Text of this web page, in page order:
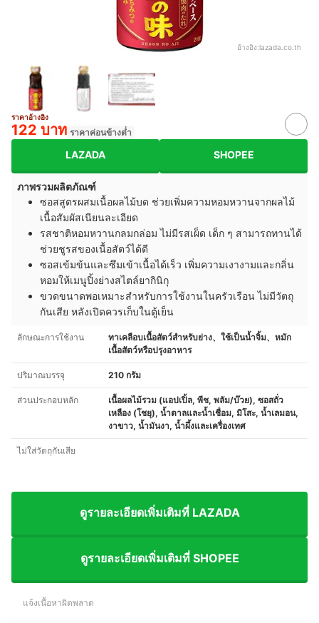
อ้างอิง:lazada.co.th
ราคาอ้างอิง
122 บาท ราคาค่อนข้างต่ำ
LAZADA SHOPEE
ภาพรวมผลิตภัณฑ์
ซอสสูตรผสมเนื้อผลไม้บด ช่วยเพิ่มความหอมหวานจากผลไม้
เนื้อสัมผัสเนียนละเอียด
รสชาติหอมหวานกลมกล่อม ไม่มีรสเผ็ด เด็ก ๆ สามารถทานได้
ช่วยชูรสของเนื้อสัตว์ได้ดี
ซอสเข้มข้นและซึมเข้าเนื้อได้เร็ว เพิ่มความเงางามและกลิ่น
หอมให้เมนูปิ้งย่างสไตล์ยากินิกุ
ขวดขนาดพอเหมาะสำหรับการใช้งานในครัวเรือน ไม่มีวัตถุ
กันเสีย หลังเปิดควรเก็บในตู้เย็น
ลักษณะการใช้งาน
ทาเคลือบเนื้อสัตว์สำหรับย่าง、ใช้เป็นน้ำจิ้ม、หมัก
เนื้อสัตว์หรือปรุงอาหาร
ปริมาณบรรจุ 210 กรัม
ส่วนประกอบหลัก
เนื้อผลไม้รวม (แอปเปิ้ล, พีช, พลัม/บ๊วย), ซอสถั่ว
เหลือง (โชยุ), น้ำตาลและน้ำเชื่อม, มิโสะ, น้ำเลมอน,
งาขาว,​ น้ำมันงา, น้ำผึ้งและเครื่องเทศ
ไม่ใส่วัตถุกันเสีย
ดูรายละเอียดเพิ่มเติมที่ LAZADA
ดูรายละเอียดเพิ่มเติมที่ SHOPEE
แจ้งเนื้อหาผิดพลาด